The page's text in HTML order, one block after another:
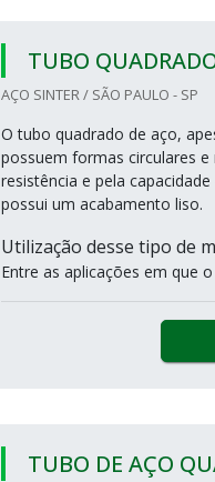
TUBO
AÇO SINTER / SÃO PAULO - SP
O tubo quadrado de aço,
possuem formas circulares
resistência e pela
possui um acabamento liso.
Utilização desse tipo de
Entre as aplicações em que
TUBO DE AÇO